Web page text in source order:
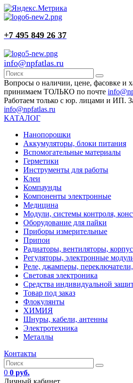
+7 495 849 26 37
info@npfatlas.ru
Вопросы о наличии, цене, фасовке и
принимаем ТОЛЬКО по почте
Работаем только с юр. лицами и ИП.
info@npfatlas.ru
КАТАЛОГ
Нанопорошки
Аккумуляторы, блоки питания
Вспомогательные материалы
Герметики
Инструменты для работы
Клеи
Компаунды
Компоненты электронные
Медицина
Модули, системы контроля,
Оборудование для пайки
Приборы измерительные
Припои
Радиаторы, вентиляторы,
Регуляторы, электронные
Реле, джамперы,
Световая электроника
Средства индивидуальной
Товар под заказ
Флокулянты
ХИМИЯ
Шнуры, кабели, антенны
Электротехника
Металлы
Контакты
0 0 руб.
Личный кабинет